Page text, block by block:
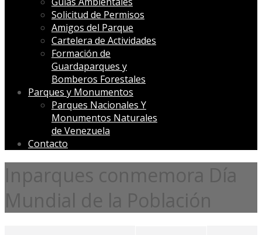
Solicitud de Permisos
Amigos del Parque
Cartelera de Actividades
Formación de
Guardaparques y
Bomberos Forestales
Parques y Monumentos
Parques Nacionales Y
Monumentos Naturales
de Venezuela
Contacto
Inparques conmemora Día
Mundial de la Población